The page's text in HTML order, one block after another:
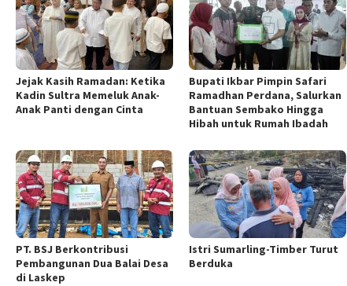
Jejak Kasih Ramadan: Ketika
Kadin Sultra Memeluk Anak-
Anak Panti dengan Cinta
Bupati Ikbar Pimpin Safari
Ramadhan Perdana, Salurkan
Bantuan Sembako Hingga
Hibah untuk Rumah Ibadah
PT. BSJ Berkontribusi
Pembangunan Dua Balai Desa
di Laskep
Istri Sumarling-Timber Turut
Berduka